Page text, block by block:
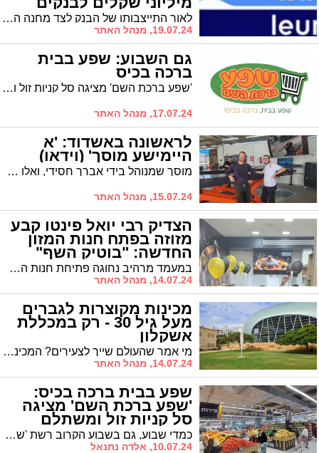
מתחרים לאור התייצבותו של הבנק לצד מחנה השמאל והחרמת ערוץ 14, הודיעו לקוחות רבים על העברת החשבונות לבנקים מתחרים. עד כה דווח על עשרות מיליוני שקלים במצטבר שהועברו בשל עמדת הבנק
19.07.24, מנהל האתר
גם השבוע: שפע בבית
ברכה בכיס
'שפע ברכת השם' מציגה סל קניות זול ומשתלם וחווית קניה. והרי מבצעי השבוע
17.07.24, מנהל האתר
לראשונה באשדוד: 'א
היימישע מוסך' (וידאו)
מוסך שמנוהל בידי אברך חסידי, ואלו שיעבדו לכם על הרכב הם אברכים חסידיים? זה קורה עכשיו, ובעיר אשדוד. סיפורו של מוסך 'מכניקאר'
15.07.24, מנהל האתר
הצדיק רבי יואל פינטו קבע
מזוזה בפתח חנות המזון
החדשה: "בוטיק השף"
במעמד מרהיב נחוגה פתיחת חנות המזון החדשה "בוטיק השף" בבעלות מר אוראל דיין. את המזוזה קבע הצדיק רבי יואל פינטו שאיחל ברכת הצלחה לבעלי החנות החדשה
14.07.24, מנהל האתר
מכינות מקוצרות לגברים
מעל גיל 30 - רק במכללת
אשקלון
מי אמר שהעולם שייך לצעירים? המכינות של הקמפוס החרדי לגברים מעל גיל 30 מציעות יתרונות שחיכית להם שנים: תוכנית מהירה, לו"ז גמיש שמשתלב בחיים שלך והכנה מדויקת לתואר שבחרת. בוא עכשיו למכינה ותרוויח שנה
14.07.24, מנהל האתר
שפע בבית ברכה בכיס:
'שפע ברכת השם' מציגה
סל קניות זול ומשתלם
וחווית קניה כמדי שבוע, גם בשבוע הקרוב רשת 'שפע ברכת השם', הידועה במחיריה הזולים ובחוויית הקניה הקיימת בסניפי הרשת, מציעה לקהל לקוחותיה סדרת הנחות ומבצעים מיוחדים.
10.07.24, אלדה נתנאל